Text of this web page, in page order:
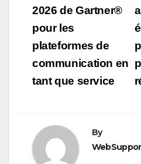
2026 de Gartner®
pour les
plateformes de
communication en
tant que service
By